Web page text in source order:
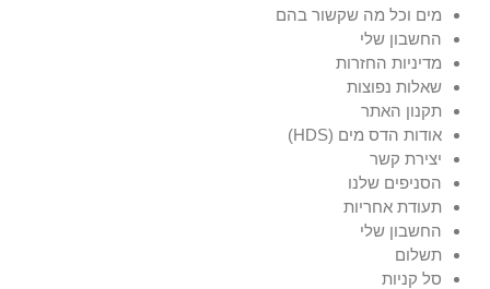
מים וכל מה שקשור בהם
החשבון שלי
מדיניות החזרות
שאלות נפוצות
תקנון האתר
אודות הדס מים (HDS)
יצירת קשר
הסניפים שלנו
תעודת אחריות
החשבון שלי
תשלום
סל קניות